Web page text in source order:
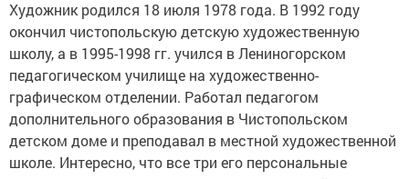
Художник родился 18 июля 1978 года. В 1992 году
окончил чистопольскую детскую художественную
школу, а в 1995-1998 гг. учился в Лениногорском
педагогическом училище на художественно-
графическом отделении. Работал педагогом
дополнительного образования в Чистопольском
детском доме и преподавал в местной художественной
школе. Интересно, что все три его персональные